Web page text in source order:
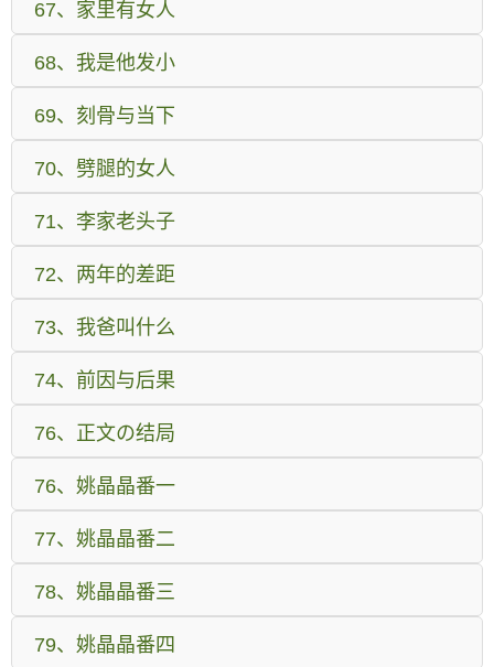
67、家里有女人
68、我是他发小
69、刻骨与当下
70、劈腿的女人
71、李家老头子
72、两年的差距
73、我爸叫什么
74、前因与后果
76、正文の结局
76、姚晶晶番一
77、姚晶晶番二
78、姚晶晶番三
79、姚晶晶番四